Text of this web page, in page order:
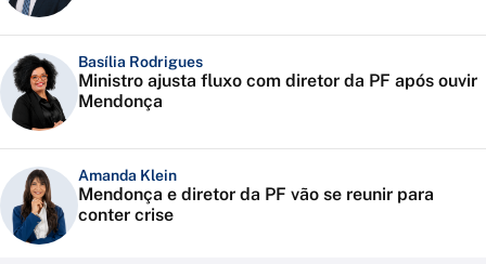
Basília Rodrigues
Ministro ajusta fluxo com diretor da PF após ouvir
Mendonça
Amanda Klein
Mendonça e diretor da PF vão se reunir para
conter crise